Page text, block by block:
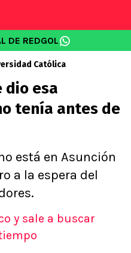
DE REDGOL
Católica
dio esa
tenía antes de
está en Asunción
a la espera del
y sale a buscar